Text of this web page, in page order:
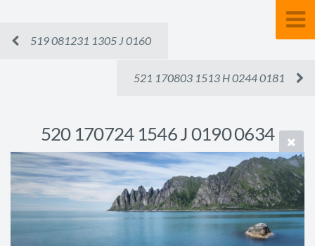
519 081231 1305 J 0160
521 170803 1513 H 0244 0181
520 170724 1546 J 0190 0634